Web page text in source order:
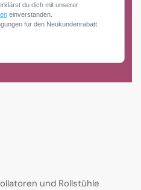
du dich mit unserer
einverstanden.
für den Neukundenrabatt.
und Rollstühle